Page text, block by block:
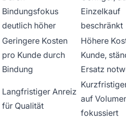
Bindungsfokus
deutlich höher
Einzelkauf
beschränkt
Geringere Kosten
pro Kunde durch
Bindung
Höhere
Kunde,
Ersatz
Langfristiger Anreiz
für Qualität
auf
fokussiert